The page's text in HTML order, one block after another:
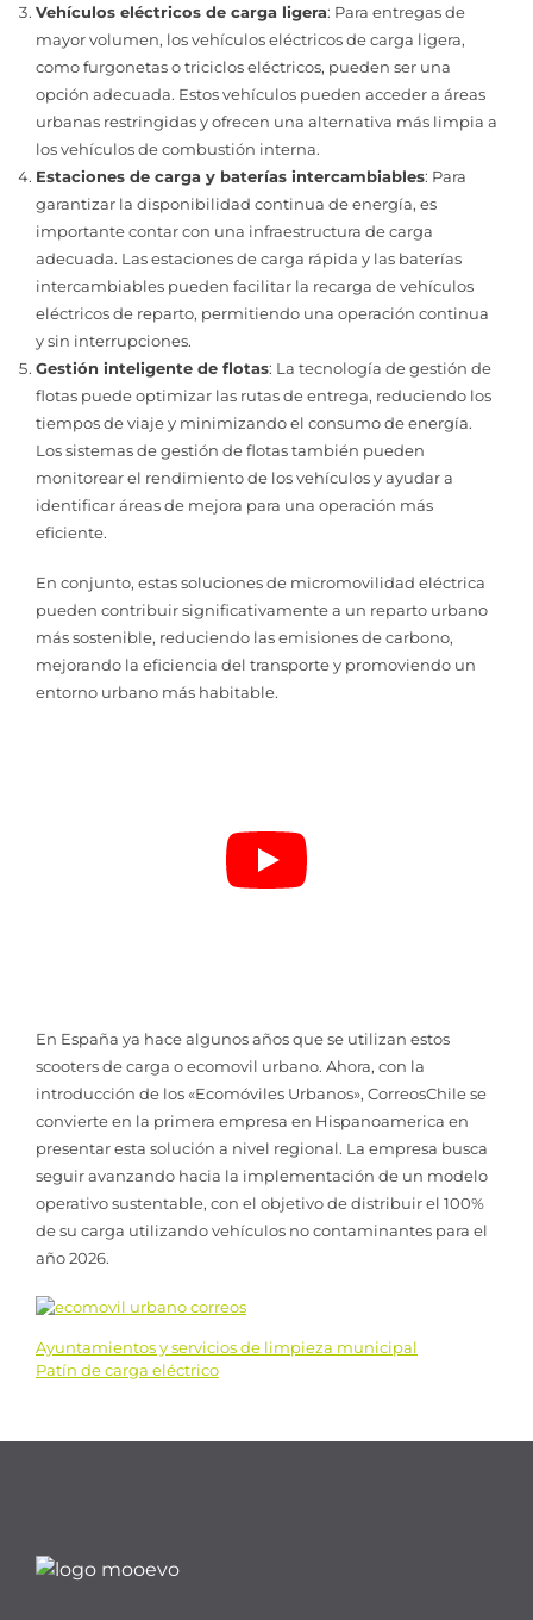
Vehículos eléctricos de carga ligera: Para entregas de
mayor volumen, los vehículos eléctricos de carga ligera,
como furgonetas o triciclos eléctricos, pueden ser una
opción adecuada. Estos vehículos pueden acceder a áreas
urbanas restringidas y ofrecen una alternativa más limpia a
los vehículos de combustión interna.
Estaciones de carga y baterías intercambiables: Para
garantizar la disponibilidad continua de energía, es
importante contar con una infraestructura de carga
adecuada. Las estaciones de carga rápida y las baterías
intercambiables pueden facilitar la recarga de vehículos
eléctricos de reparto, permitiendo una operación continua
y sin interrupciones.
Gestión inteligente de flotas: La tecnología de gestión de
flotas puede optimizar las rutas de entrega, reduciendo los
tiempos de viaje y minimizando el consumo de energía.
Los sistemas de gestión de flotas también pueden
monitorear el rendimiento de los vehículos y ayudar a
identificar áreas de mejora para una operación más
eficiente.
En conjunto, estas soluciones de micromovilidad eléctrica
pueden contribuir significativamente a un reparto urbano
más sostenible, reduciendo las emisiones de carbono,
mejorando la eficiencia del transporte y promoviendo un
entorno urbano más habitable.
En España ya hace algunos años que se utilizan estos
scooters de carga o ecomovil urbano. Ahora, con la
introducción de los «Ecomóviles Urbanos», CorreosChile se
convierte en la primera empresa en Hispanoamerica en
presentar esta solución a nivel regional. La empresa busca
seguir avanzando hacia la implementación de un modelo
operativo sustentable, con el objetivo de distribuir el 100%
de su carga utilizando vehículos no contaminantes para el
año 2026.
Navegación
Ayuntamientos y servicios de limpieza municipal
Patín de carga eléctrico